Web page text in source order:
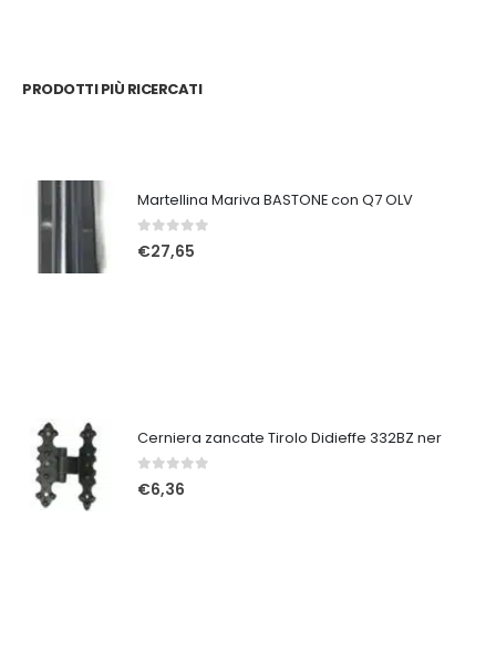
PRODOTTI PIÙ RICERCATI
Martellina Mariva BASTONE con Q7 OLV
0Su 5
€27,65
Cerniera zancate Tirolo Didieffe 332BZ ner
0Su 5
€6,36